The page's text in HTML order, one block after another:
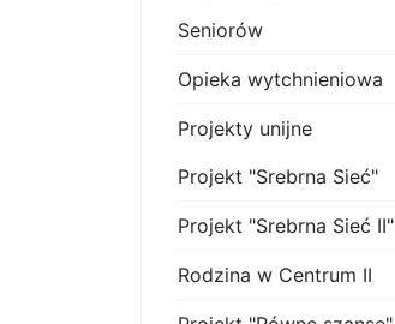
Seniorów
Opieka wytchnieniowa
Projekty unijne
Projekt "Srebrna Sieć"
Projekt "Srebrna Sieć II"
Rodzina w Centrum II